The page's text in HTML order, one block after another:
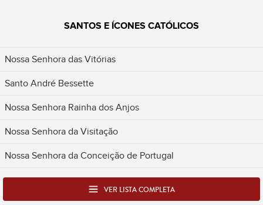
SANTOS E ÍCONES CATÓLICOS
Nossa Senhora das Vitórias
Santo André Bessette
Nossa Senhora Rainha dos Anjos
Nossa Senhora da Visitação
Nossa Senhora da Conceição de Portugal
VER LISTA COMPLETA